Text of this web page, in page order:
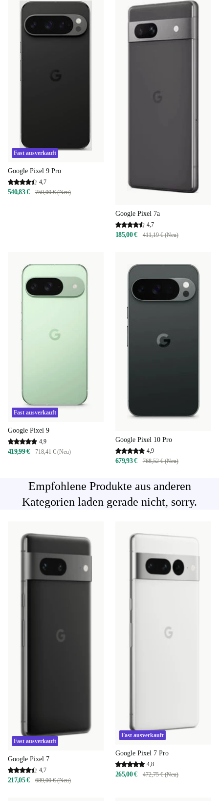
Fast ausverkauft
Google Pixel 9 Pro
4,7
540,83 € 750,00 € (Neu)
Google Pixel 7a
4,7
185,00 € 411,19 € (Neu)
Fast ausverkauft
Google Pixel 9
4,9
419,99 € 718,41 € (Neu)
Google Pixel 10 Pro
4,9
679,93 € 768,52 € (Neu)
Empfohlene Produkte aus anderen
Kategorien laden gerade nicht, sorry.
Fast ausverkauft
Google Pixel 7
4,7
217,05 € 689,00 € (Neu)
Fast ausverkauft
Google Pixel 7 Pro
4,8
265,00 € 472,75 € (Neu)